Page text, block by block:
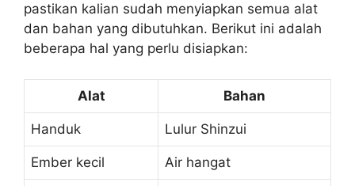
pastikan kalian sudah menyiapkan semua alat
dan bahan yang dibutuhkan. Berikut ini adalah
beberapa hal yang perlu disiapkan:
Alat Bahan
Handuk Lulur Shinzui
Ember kecil Air hangat